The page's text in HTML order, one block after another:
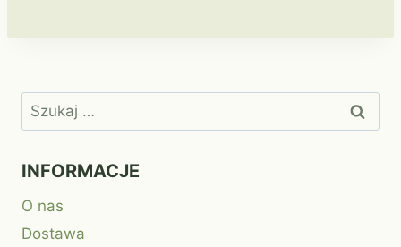
Szukaj:
INFORMACJE
O nas
Dostawa